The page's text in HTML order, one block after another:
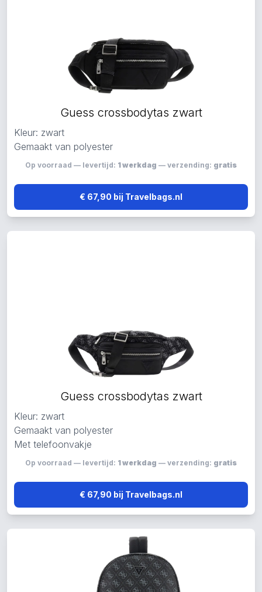
Guess crossbodytas zwart
Kleur: zwart
Gemaakt van polyester
Op voorraad — levertijd: 1 werkdag — verzending: gratis
€ 67,90 bij Travelbags.nl
Guess crossbodytas zwart
Kleur: zwart
Gemaakt van polyester
Met telefoonvakje
Op voorraad — levertijd: 1 werkdag — verzending: gratis
€ 67,90 bij Travelbags.nl